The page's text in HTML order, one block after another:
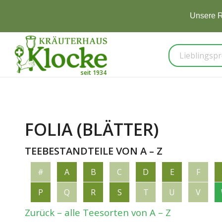
FOLIA (BLÄTTER)
TEEBESTANDTEILE VON A – Z
# A B C D E F
P
Q R S T U V
Zurück – alle Teesorten von A – Z